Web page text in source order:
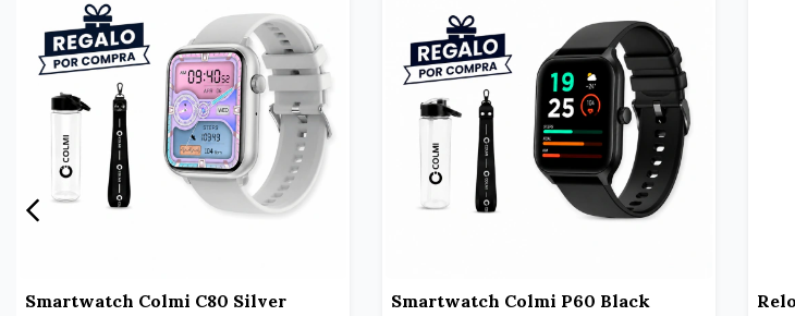
Smartwatch Colmi C80 Silver
Smartwatch Colmi P60 Black